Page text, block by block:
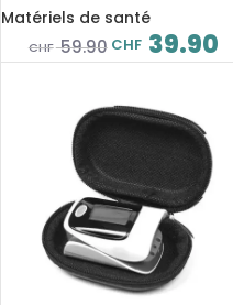
ultrasonique silencieux pour
l’asthme, équipement
médical pour enfant et
Matériels de santé
CHF59.90 CHF 39.90